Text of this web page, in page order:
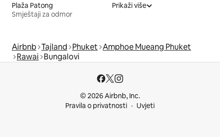
Plaža Patong
Smještaji za odmor
Prikaži više
Airbnb Tajland Phuket Amphoe Mueang Phuket
Rawai Bungalovi
© 2026 Airbnb, Inc.
Pravila o privatnosti
Uvjeti